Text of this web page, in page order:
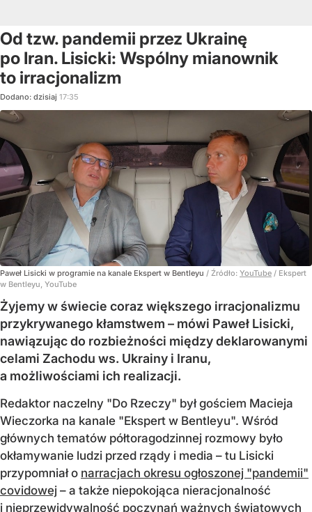
Od tzw. pandemii przez Ukrainę
po Iran. Lisicki: Wspólny mianownik
to irracjonalizm
Dodano: dzisiaj 17:35
Paweł Lisicki w programie na kanale Ekspert w Bentleyu / Źródło: YouTube / Ekspert
w Bentleyu, YouTube
Żyjemy w świecie coraz większego irracjonalizmu
przykrywanego kłamstwem – mówi Paweł Lisicki,
nawiązując do rozbieżności między deklarowanymi
celami Zachodu ws. Ukrainy i Iranu,
a możliwościami ich realizacji.
Redaktor naczelny "Do Rzeczy" był gościem Macieja
Wieczorka na kanale "Ekspert w Bentleyu". Wśród
głównych tematów półtoragodzinnej rozmowy było
okłamywanie ludzi przed rządy i media – tu Lisicki
przypomniał o narracjach okresu ogłoszonej "pandemii"
covidowej – a także niepokojąca nieracjonalność
i nieprzewidywalność poczynań ważnych światowych